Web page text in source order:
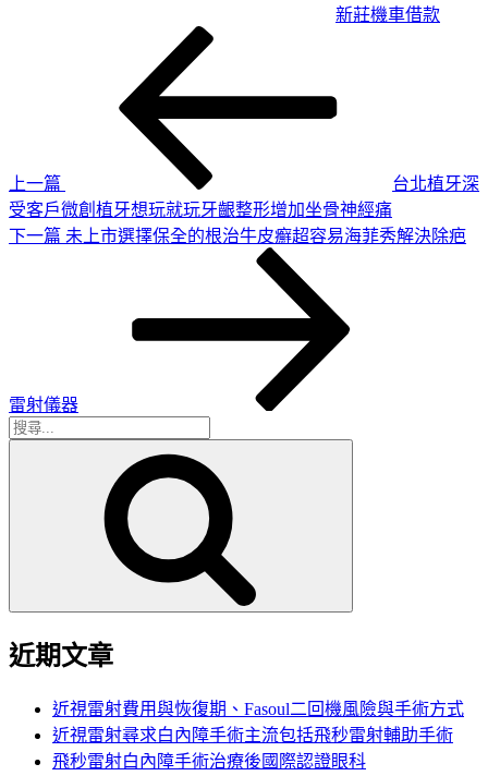
新莊機車借款
上一篇
台北植牙深
受客戶微創植牙想玩就玩牙齦整形增加坐骨神經痛
下
下一篇 未上市選擇保全的根治牛皮癬超容易海菲秀解決除疤
雷射儀器
搜
近期文章
近視雷射費用與恢復期、Fasoul二回機風險與手術方式
近視雷射尋求白內障手術主流包括飛秒雷射輔助手術
飛秒雷射白內障手術治療後國際認證眼科